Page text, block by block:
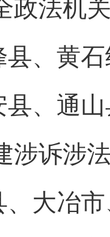
法机关
、黄
县、通
诉涉法
、大冶